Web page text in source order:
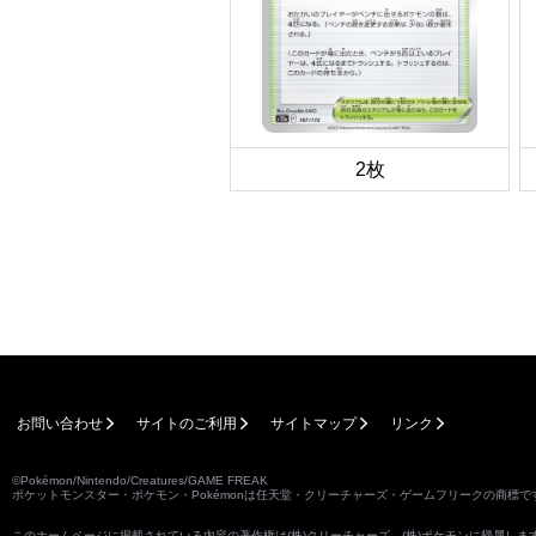
2枚
お問い合わせ サイトのご利用 サイトマップ リンク
©Pokémon/Nintendo/Creatures/GAME FREAK
ポケットモンスター・ポケモン・Pokémonは任天堂・クリーチャーズ・ゲームフリークの商標で